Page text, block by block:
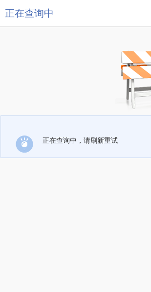
正在查询中
正在查询中，请刷新重试